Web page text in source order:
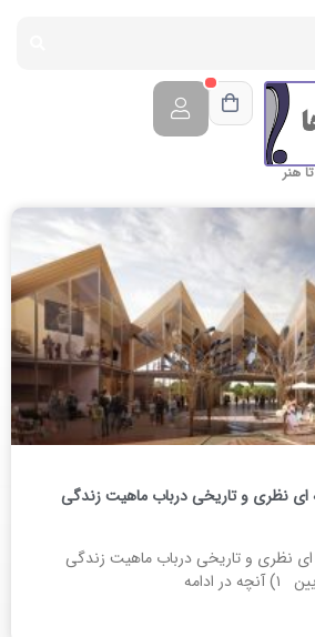
هنر
نظری و تاریخی درباب ماهیت زندگی
نظری و تاریخی درباب ماهیت زندگی